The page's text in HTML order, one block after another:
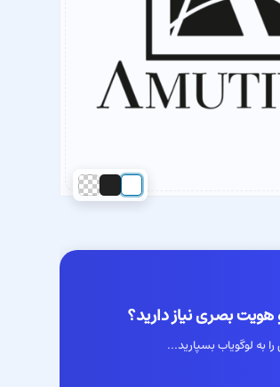
هویت بصری نیاز دارید؟
به لوگویاب بسپارید...